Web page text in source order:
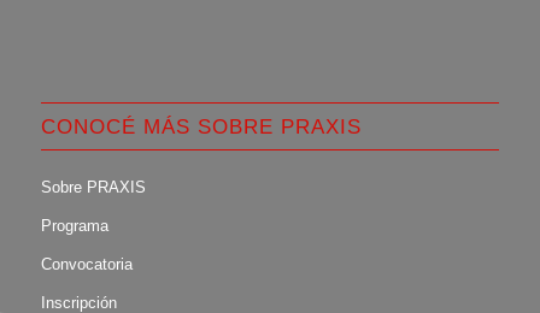
CONOCÉ MÁS SOBRE PRAXIS
Sobre PRAXIS
Programa
Convocatoria
Inscripción